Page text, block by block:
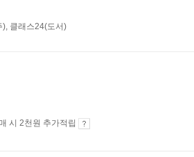
), 클래스24(도서)
시 2천원 추가적립